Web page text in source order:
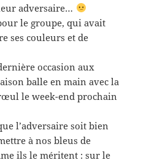
adversaire…
le groupe, qui avait
ses couleurs et de
occasion aux
balle en main avec la
le week-end prochain
l’adversaire soit bien
à nos bleus de
ils le méritent : sur le